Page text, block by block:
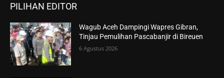
PILIHAN EDITOR
Wagub Aceh Dampingi Wapres Gibran,
Tinjau Pemulihan Pascabanjir di Bireuen
6 Agustus 2026